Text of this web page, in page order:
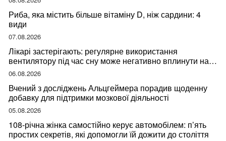
Риба, яка містить більше вітаміну D, ніж сардини: 4
види
07.08.2026
Лікарі застерігають: регулярне використання
вентилятору під час сну може негативно вплинути на
ваше здоров’я
06.08.2026
Вчений з досліджень Альцгеймера порадив щоденну
добавку для підтримки мозкової діяльності
05.08.2026
108-річна жінка самостійно керує автомобілем: п’ять
простих секретів, які допомогли їй дожити до століття